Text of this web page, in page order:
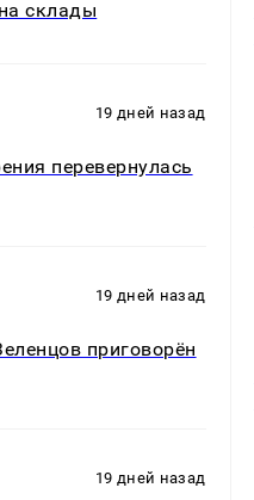
склады
19 дней назад
перевернулась
19 дней назад
приговорён
19 дней назад